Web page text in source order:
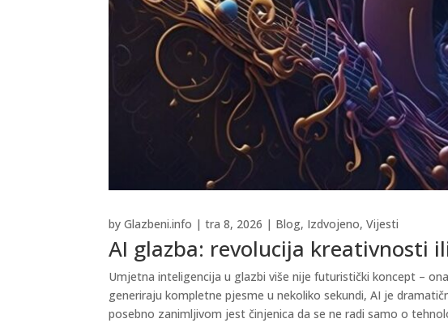
AI glazba: revolucija kreativnosti
byGlazbeni.info |tra 8, 2026 | Blog, Izdvojeno,Vijesti
Umjetna inteligencija u glazbi više nije futuristički koncept –
generiraju kompletne pjesme u nekoliko sekundi, AI je
posebno zanimljivom jest činjenica da se ne radi samo o